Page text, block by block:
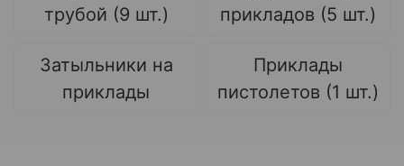
трубой (9 шт.)
прикладов (5 шт.)
Затыльники на
приклады
Приклады
пистолетов (1 шт.)